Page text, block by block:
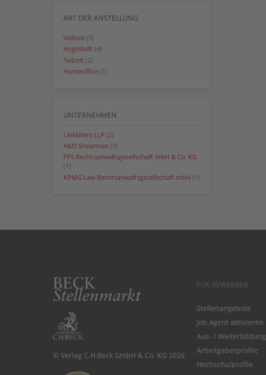
ART DER ANSTELLUNG
Vollzeit (5)
Angestellt (4)
Teilzeit (2)
Homeoffice (1)
UNTERNEHMEN
Linklaters LLP (2)
A&O Shearman (1)
FPS Rechtsanwaltsgesellschaft mbH & Co. KG
(1)
KPMG Law Rechtsanwaltsgesellschaft mbH (1)
© Verlag C.H.Beck GmbH & Co. KG 2026
FÜR BEWERBER
Stellenangebote
Job Agent aktivieren
Aus- / Weiterbildung
Arbeitgeberprofile
Hochschulprofile